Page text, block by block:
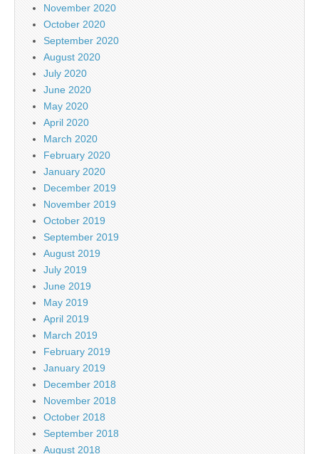
November 2020
October 2020
September 2020
August 2020
July 2020
June 2020
May 2020
April 2020
March 2020
February 2020
January 2020
December 2019
November 2019
October 2019
September 2019
August 2019
July 2019
June 2019
May 2019
April 2019
March 2019
February 2019
January 2019
December 2018
November 2018
October 2018
September 2018
August 2018